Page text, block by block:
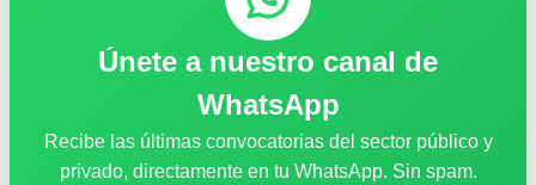
Únete a nuestro canal de
WhatsApp
Recibe las últimas convocatorias del sector público y
privado, directamente en tu WhatsApp. Sin spam.